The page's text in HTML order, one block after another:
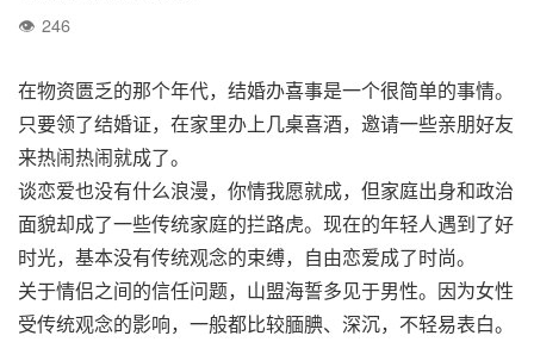
246
在物资匮乏的那个年代，结婚办喜事是一个很简单的事情。
只要领了结婚证，在家里办上几桌喜酒，邀请一些亲朋好友
来热闹热闹就成了。
谈恋爱也没有什么浪漫，你情我愿就成，但家庭出身和政治
面貌却成了一些传统家庭的拦路虎。现在的年轻人遇到了好
时光，基本没有传统观念的束缚，自由恋爱成了时尚。
关于情侣之间的信任问题，山盟海誓多见于男性。因为女性
受传统观念的影响，一般都比较腼腆、深沉，不轻易表白。